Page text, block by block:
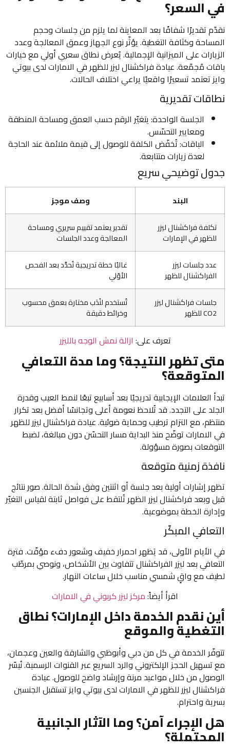
في السعر؟
نقدّم تقديرًا شفافًا بعد المعاينة لما يلزم من جلسات وحجم
المساحة وكثافة التغطية. يؤثّر نوع الجهاز وعمق المعالجة وعدد
الزيارات على الميزانية الإجمالية. يُعرض نطاق سعري أولي مع خيارات
باقات مُجمّعة. عيادة فراكشنال ليزر للظهر في الامارات لدى بيوتي
وايز تعتمد تسعيرًا واقعيًا يراعي اختلاف الحالات.
نطاقات تقديرية
الجلسة الواحدة: يتغيّر الرقم حسب العمق ومساحة المنطقة
ومعايير التحسّس.
الباقات: تُخفّض الكلفة للوصول إلى قيمة ملائمة عند الحاجة
لعدة زيارات متتابعة.
جدول توضيحي سريع
البند
وصف موجز
تكلفة فراكشنال ليزر
للظهر في الإمارات
تقدير يعتمد تقييم سريري ومساحة
المعالجة وعدد الجلسات
عدد جلسات ليزر
الفراكشنال للظهر
غالبًا خطة تدريجية تُحدَّد بعد الفحص
الأوّلي
جلسات فراكشنال ليزر
CO2 للظهر
تُستخدم لنُدَب مختارة بعمق محسوب
وخرائط دقيقة
تعرف على: ازالة نمش الوجه بالليزر
متى تظهر النتيجة؟ وما مدة التعافي
المتوقعة؟
تبدأ العلامات الإيجابية تدريجيًا بعد أسابيع تبعًا لنمط العيب وقدرة
الجلد على التجدد. قد تُلاحظ نعومة أعلى وتجانسًا أفضل بعد تكرار
منتظم، مع التزام ترطيب وحماية ضوئية. عيادة فراكشنال ليزر للظهر
في الامارات توضّح منذ البداية مسار التحسّن دون مبالغة، لضبط
التوقعات بصورة مسؤولة.
نافذة زمنية متوقعة
تظهر إشارات أولية بعد جلسة أو اثنتين وفق شدة الحالة. صور نتائج
قبل وبعد فراكشنال ليزر الظهر تُلتقط على فواصل ثابتة لقياس التغيّر
وإدارة الخطة بموضوعية.
التعافي المبكّر
في الأيام الأولى، قد يَظهر احمرار خفيف وشعور دفء مؤقّت. فترة
التعافي بعد ليزر الفراكشنال تتفاوت بين الأشخاص، ونوصي بمرطّب
لطيف مع واقٍ شمسي مناسب خلال ساعات النهار.
اقرأ أيضاً:مركز ليزر كربوني في الامارات
أين نقدم الخدمة داخل الإمارات؟ نطاق
التغطية والموقع
تتوفّر الخدمة في كل من دبي وأبوظبي والشارقة والعين وعجمان،
مع تسهيل الحجز الإلكتروني والرد السريع عبر القنوات الرسمية. نُيسّر
الوصول من خلال مواعيد مرنة وإرشاد واضح للوصول. عيادة
فراكشنال ليزر للظهر في الامارات لدى بيوتي وايز تستقبل الجنسين
بسرية واحترام.
هل الإجراء آمن؟ وما الآثار الجانبية
المحتملة؟